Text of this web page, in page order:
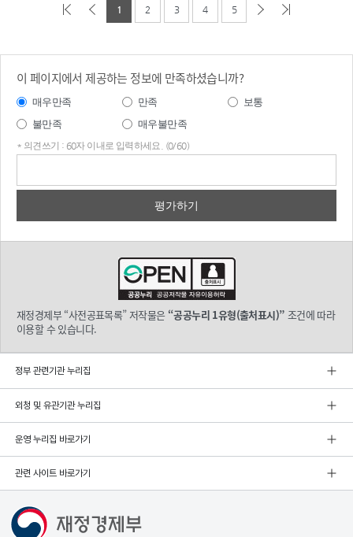
1 2 3 4 5
이 페이지에서 제공하는 정보에 만족하셨습니까?
매우만족 만족
보통
불만족
매우불만족
* 의견쓰기 : 60자 이내로 입력하세요. (0/60)
재정경제부 “사전공표목록” 저작물은 “공공누리 1유형(출처표시)” 조건에 따라
이용할 수 있습니다.
정부 관련기관 누리집
외청 및 유관기관 누리집
운영 누리집 바로가기
관련 사이트 바로가기